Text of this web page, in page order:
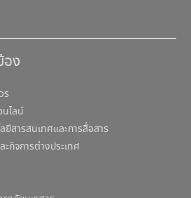
อง
ร
นไลน์
ยีสารสนเทศและการสื่อสาร
กิจการต่างประเทศ